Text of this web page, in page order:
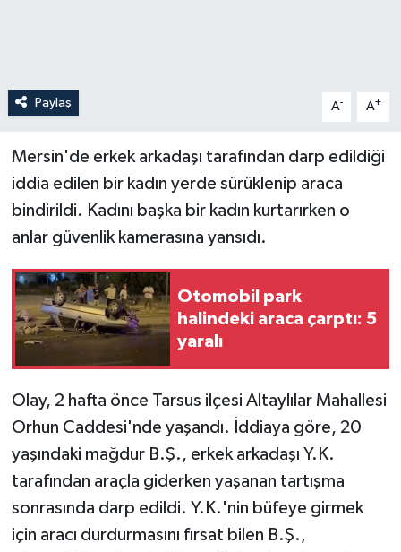
Paylaş A- A+
Mersin'de erkek arkadaşı tarafından darp edildiği
iddia edilen bir kadın yerde sürüklenip araca
bindirildi. Kadını başka bir kadın kurtarırken o
anlar güvenlik kamerasına yansıdı.
Otomobil park
halindeki araca çarptı: 5
yaralı
Olay, 2 hafta önce Tarsus ilçesi Altaylılar Mahallesi
Orhun Caddesi'nde yaşandı. İddiaya göre, 20
yaşındaki mağdur B.Ş., erkek arkadaşı Y.K.
tarafından araçla giderken yaşanan tartışma
sonrasında darp edildi. Y.K.'nin büfeye girmek
için aracı durdurmasını fırsat bilen B.Ş.,